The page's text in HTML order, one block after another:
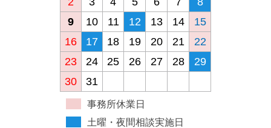
9
10 11 12 13 14
15
16
17 18 19 20 21
22
23
24 25 26 27 28
29
30
31
事務所休業日
土曜・夜間相談実施日